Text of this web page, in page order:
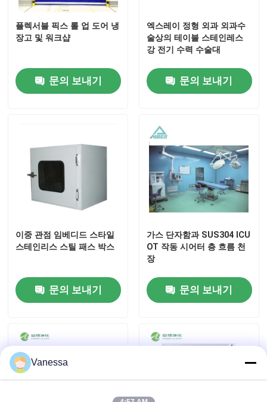
팬 필터 장치
스테인레스 강 의학 내각
플렉서블 픽스 롤 업 도어 냉
장고 및 워크샵
문의 보내기
엑스레이 정형 외과 외과수
술상의 테이블 스테인레스
강 전기 수력 수술대
문의 보내기
이중 관점 임베디드 스타일
스테인리스 스틸 패스 박스
문의 보내기
가스 단자함과 SUS304 ICU
OT 작동 시어터 층 흐름 천
장
문의 보내기
Vanessa